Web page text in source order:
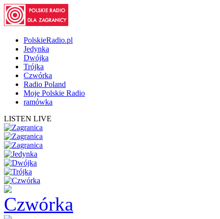
PolskieRadio.pl
Jedynka
Dwójka
Trójka
Czwórka
Radio Poland
Moje Polskie Radio
ramówka
LISTEN LIVE